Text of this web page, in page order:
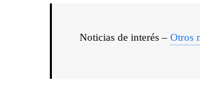
Noticias de interés – Otros